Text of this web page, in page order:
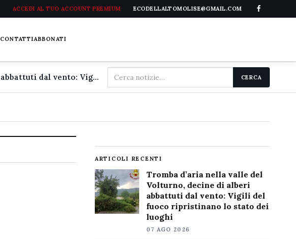
ACCEDI AL TUO ACCOUNT PREMIUM ECODELLALTOMOLISE@GMAIL.COM
CONTATTIABBONATI
Tromba d'aria nella valle del Volturno, decine di alberi abbattuti dal vento: Vigili del fuoco ripristinano lo stato dei luoghi
Cerca
nel
CERCA
ARTICOLI RECENTI
Tromba d’aria nella valle del
Volturno, decine di alberi
abbattuti dal vento: Vigili del
fuoco ripristinano lo stato dei
luoghi
07 AGO 2026